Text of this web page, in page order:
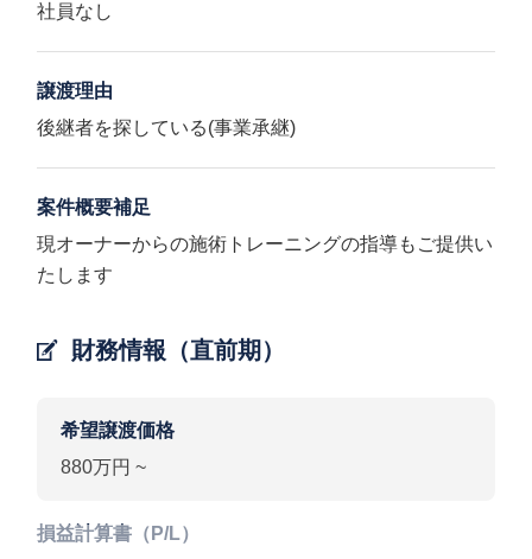
社員なし
譲渡理由
後継者を探している(事業承継)
案件概要補足
現オーナーからの施術トレーニングの指導もご提供い
たします
財務情報（直前期）
希望譲渡価格
880万円 ~
損益計算書（P/L）